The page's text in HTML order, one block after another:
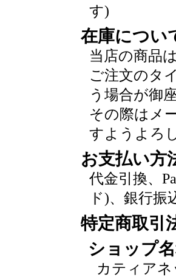
す)
在庫につい
当店の商品
ご注文のタ
う場合が御
その際はメ
すようよろ
お支払い方
代金引換、
ド)、銀行振
特定商取引
ショップ
カティア